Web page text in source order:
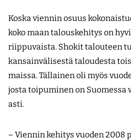
Koska viennin osuus
koko maan talouskehitys on
riippuvaista. Shokit talouteen
kansainvälisestä taloudesta
maissa. Tällainen oli myös
josta toipuminen on Suomessa
asti.
– Viennin kehitys vuoden 2008